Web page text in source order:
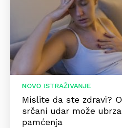
NOVO ISTRAŽIVANJE
Mislite da ste zdravi?
srčani udar može
pamćenja